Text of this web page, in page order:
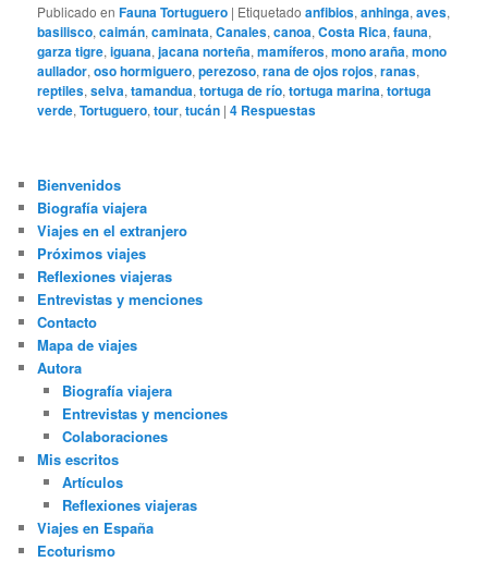
Publicado en Fauna Tortuguero | Etiquetado anfibios,anhinga,aves,
basilisco,caimán,caminata,Canales,canoa,Costa Rica,fauna,
garza tigre,iguana,jacana norteña,mamíferos,mono araña,mono
aullador,oso hormiguero,perezoso,rana de ojos rojos,ranas,
reptiles,selva,tamandua,tortuga de río,tortuga marina,tortuga
verde,Tortuguero,tour,tucán |4 Respuestas
Bienvenidos
Biografía viajera
Viajes en el extranjero
Próximos viajes
Reflexiones viajeras
Entrevistas y menciones
Contacto
Mapa de viajes
Autora
Biografía viajera
Entrevistas y menciones
Colaboraciones
Mis escritos
Artículos
Reflexiones viajeras
Viajes en España
Ecoturismo